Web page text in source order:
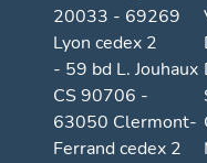
20033 - 69269
Lyon cedex 2
- 59 bd L. Jouhaux
CS 90706 -
63050 Clermont-
Ferrand cedex 2